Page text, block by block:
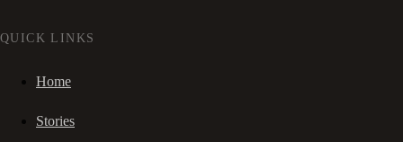
QUICK LINKS
Home
Stories